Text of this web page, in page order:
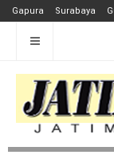
Gapura Surabaya